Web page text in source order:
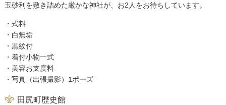
玉砂利を敷き詰めた厳かな神社が、お2人をお待ちしています。
・式料
・白無垢
・黒紋付
・着付小物一式
・美容お支度料
・写真（出張撮影）1ポーズ
田尻町歴史館